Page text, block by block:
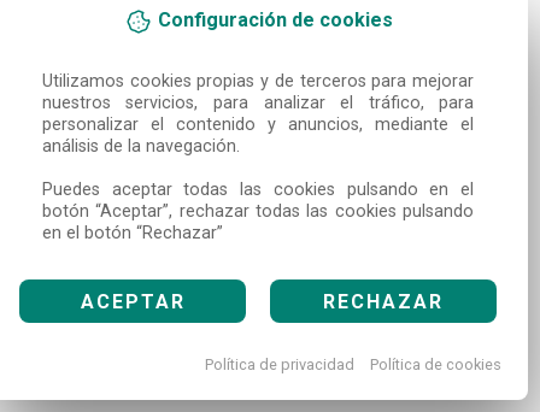
Configuración de cookies
Utilizamos cookies propias y de terceros para mejorar
nuestros servicios, para analizar el tráfico, para
personalizar el contenido y anuncios, mediante el
análisis de la navegación.
Puedes aceptar todas las cookies pulsando en el
botón “Aceptar”, rechazar todas las cookies pulsando
en el botón “Rechazar”
ACEPTAR RECHAZAR
Política de privacidad Política de cookies